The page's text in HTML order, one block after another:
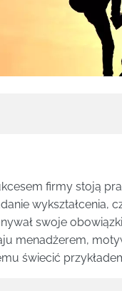
firmy stoją
wykształcenia,
swoje
menadżerem,
świecić